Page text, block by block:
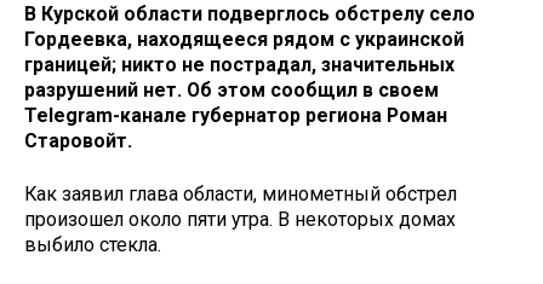
В Курской области подверглось обстрелу село
Гордеевка, находящееся рядом с украинской
границей; никто не пострадал, значительных
разрушений нет. Об этом сообщил в своем
Telegram-канале губернатор региона Роман
Старовойт.
Как заявил глава области, минометный обстрел
произошел около пяти утра. В некоторых домах
выбило стекла.